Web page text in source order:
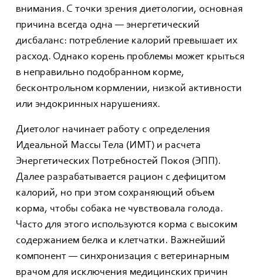
внимания. С точки зрения диетологии, основная
причина всегда одна — энергетический
дисбаланс: потребление калорий превышает их
расход. Однако корень проблемы может крыться
в неправильно подобранном корме,
бесконтрольном кормлении, низкой активности
или эндокринных нарушениях.
Диетолог начинает работу с определения
Идеальной Массы Тела (ИМТ) и расчета
Энергетических Потребностей Покоя (ЭПП).
Далее разрабатывается рацион с дефицитом
калорий, но при этом сохраняющий объем
корма, чтобы собака не чувствовала голода.
Часто для этого используются корма с высоким
содержанием белка и клетчатки. Важнейший
компонент — синхронизация с ветеринарным
врачом для исключения медицинских причин